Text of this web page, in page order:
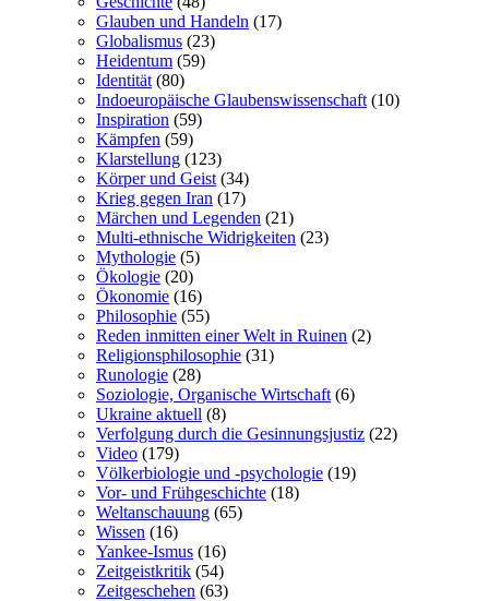
Glauben und Handeln (17)
Globalismus (23)
Heidentum (59)
Identität (80)
Indoeuropäische Glaubenswissenschaft (10)
Inspiration (59)
Kämpfen (59)
Klarstellung (123)
Körper und Geist (34)
Krieg gegen Iran (17)
Märchen und Legenden (21)
Multi-ethnische Widrigkeiten (23)
Mythologie (5)
Ökologie (20)
Ökonomie (16)
Philosophie (55)
Reden inmitten einer Welt in Ruinen (2)
Religionsphilosophie (31)
Runologie (28)
Soziologie, Organische Wirtschaft (6)
Ukraine aktuell (8)
Verfolgung durch die Gesinnungsjustiz (22)
Video (179)
Völkerbiologie und -psychologie (19)
Vor- und Frühgeschichte (18)
Weltanschauung (65)
Wissen (16)
Yankee-Ismus (16)
Zeitgeistkritik (54)
Zeitgeschehen (63)